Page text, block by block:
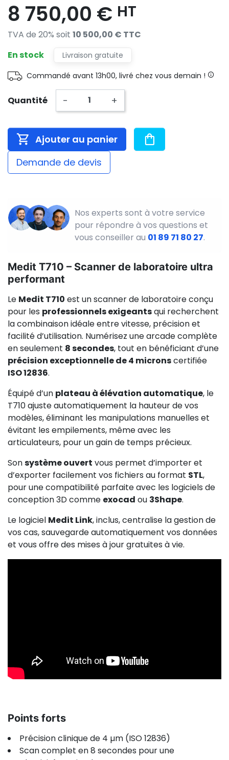
8 750,00 € HT
TVA de 20% soit 10 500,00 € TTC
En stock
Livraison gratuite
Commandé avant 13h00, livré chez vous demain !
Quantité - +
Ajouter au panier
Demande de devis
Nos experts sont à votre service
pour répondre à vos questions et
vous conseiller au 01 89 71 80 27.
Medit T710 – Scanner de laboratoire ultra
performant
Le Medit T710 est un scanner de laboratoire conçu
pour les professionnels exigeantsqui recherchent
la combinaison idéale entre vitesse, précision et
facilité d’utilisation. Numérisez une arcade complète
en seulement 8 secondes, tout en bénéficiant d’une
précision exceptionnelle de 4 micronscertifiée
ISO 12836.
Équipé d’un plateau à élévation automatique, le
T710 ajuste automatiquement la hauteur de vos
modèles, éliminant les manipulations manuelles et
évitant les empilements, même avec les
articulateurs, pour un gain de temps précieux.
Sonsystème ouvert vous permet d’importer et
d’exporter facilement vos fichiers au format STL,
pour une compatibilité parfaite avec les logiciels de
conception 3D comme exocad ou 3Shape.
Le logiciel Medit Link, inclus, centralise la gestion de
vos cas, sauvegarde automatiquement vos données
et vous offre des mises à jour gratuites à vie.
Points forts
Précision clinique de 4 µm (ISO 12836)
Scan complet en 8 secondes pour une